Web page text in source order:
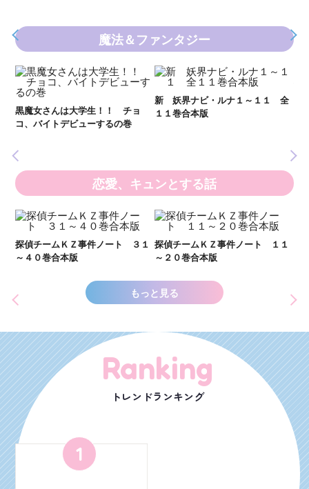
魔法＆ファンタジー
黒魔女さんは大学生！！ チョ
コ、バイトデビューするの巻
新 妖界ナビ・ルナ１～１１ 全
１１巻合本版
恋愛、キュンとする話
探偵チームＫＺ事件ノート ３１
～４０巻合本版
探偵チームＫＺ事件ノート １１
～２０巻合本版
もっと見る
Ranking
トレンドランキング
1